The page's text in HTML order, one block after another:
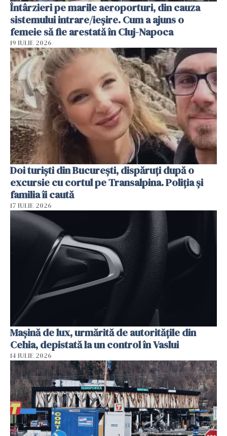
Întârzieri pe marile aeroporturi, din cauza
sistemului intrare/ieșire. Cum a ajuns o
femeie să fie arestată în Cluj-Napoca
19 IULIE 2026
Doi turiști din București, dispăruți după o
excursie cu cortul pe Transalpina. Poliția și
familia îi caută
17 IULIE 2026
Mașină de lux, urmărită de autoritățile din
Cehia, depistată la un control în Vaslui
14 IULIE 2026